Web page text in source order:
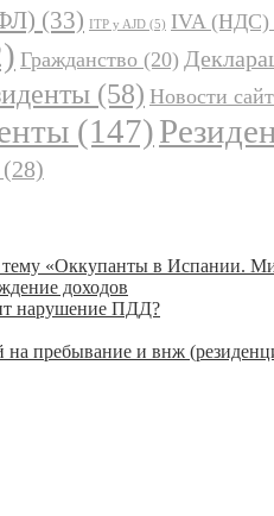
(33) ITP y AJD (5) IVA (НДС)
Гражданство (20)
(58) Новости
(147)
(28)
«Оккупанты в Испании.
доходов
нарушение ПДД?
на пребывание и внж